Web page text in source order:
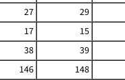
27
29
17
15
38
39
146
148